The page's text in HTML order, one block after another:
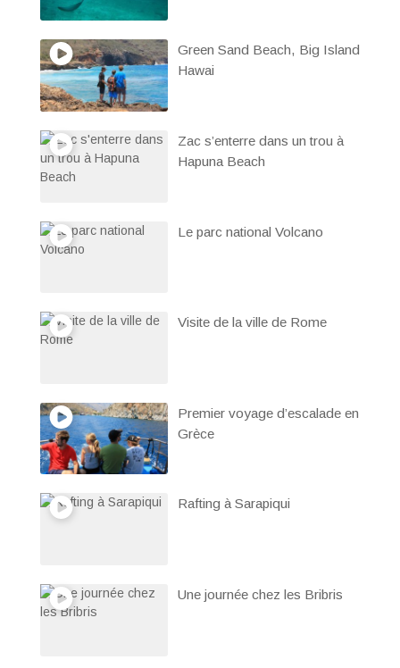
Green Sand Beach, Big Island
Hawai
Zac s’enterre dans un trou à
Hapuna Beach
Le parc national Volcano
Visite de la ville de Rome
Premier voyage d’escalade en
Grèce
Rafting à Sarapiqui
Une journée chez les Bribris